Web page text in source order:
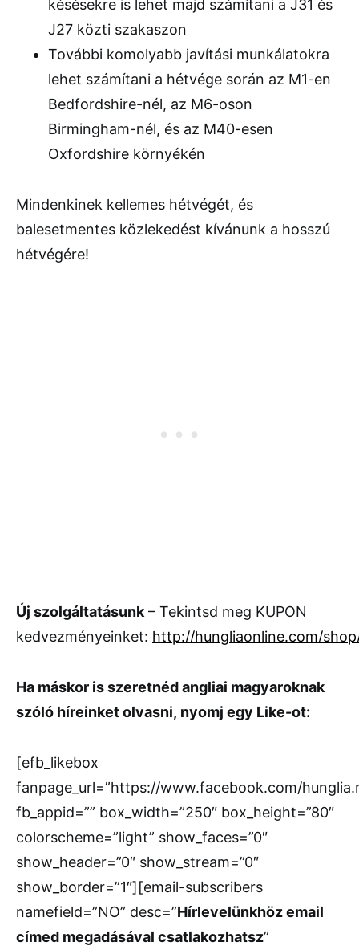
késésekre is lehet majd számítani a J31 és
J27 közti szakaszon
További komolyabb javítási munkálatokra
lehet számítani a hétvége során az M1-en
Bedfordshire-nél, az M6-oson
Birmingham-nél, és az M40-esen
Oxfordshire környékén
Mindenkinek kellemes hétvégét, és
balesetmentes közlekedést kívánunk a hosszú
hétvégére!
Új szolgáltatásunk – Tekintsd meg KUPON
kedvezményeinket: http://hungliaonline.com/
Ha máskor is szeretnédangliai magyaroknak
szóló híreinket olvasni, nyomj egy Like-ot:
[efb_likebox
fanpage_url=”https://www.facebook.com/
fb_appid=”” box_width=”250″ box_height=”80″
colorscheme=”light” show_faces=”0″
show_header=”0″ show_stream=”0″
show_border=”1″][email-subscribers
namefield=”NO” desc=”Hírlevelünkhöz email
címed megadásával csatlakozhatsz”